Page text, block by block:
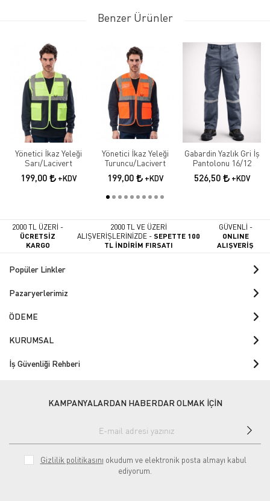
Benzer Ürünler
Yönetici İkaz Yeleği
Sarı/Lacivert
199,00 +KDV
Yönetici İkaz Yeleği
Turuncu/Lacivert
199,00 +KDV
Gabardin Yazlık Gri İş
Pantolonu 16/12
526,50 +KDV
2000 TL ÜZERİ -
ÜCRETSİZ
KARGO
2000 TL VE ÜZERİ
ALIŞVERİŞLERİNİZDE -SEPETTE 100
TL İNDİRİM FIRSATI
GÜVENLİ -
ONLINE
ALIŞVERİŞ
Popüler Linkler
Pazaryerlerimiz
ÖDEME
KURUMSAL
İş Güvenliği Rehberi
KAMPANYALARDAN HABERDAR OLMAK İÇİN
Gizlilik politikasını okudum ve elektronik posta almayı kabul
ediyorum.